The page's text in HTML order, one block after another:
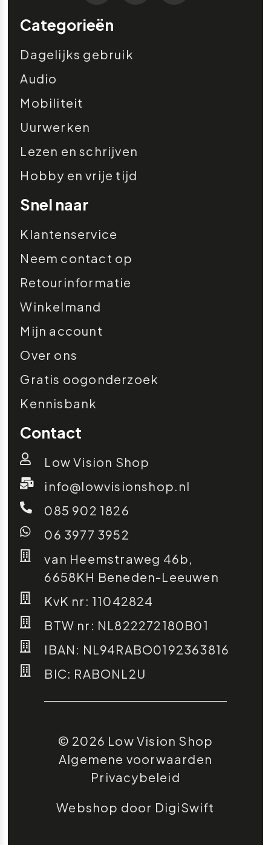
Categorieën
Dagelijks gebruik
Audio
Mobiliteit
Uurwerken
Lezen en schrijven
Hobby en vrije tijd
Snel naar
Klantenservice
Neem contact op
Retourinformatie
Winkelmand
Mijn account
Over ons
Gratis oogonderzoek
Kennisbank
Contact
Low Vision Shop
info@lowvisionshop.nl
085 902 1826
06 3977 3952
van Heemstraweg 46b,
6658KH Beneden-Leeuwen
KvK nr: 11042824
BTW nr: NL822272180B01
IBAN: NL94RABO0192363816
BIC: RABONL2U
© 2026 Low Vision Shop
Algemene voorwaarden
Privacybeleid
Webshop door DigiSwift